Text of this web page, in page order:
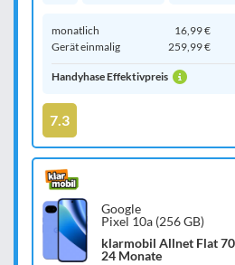
monatlich
16,99 €
Gerät einmalig
259,99 €
Handyhase Effektivpreis
7.3
Google
Pixel 10a (256 GB)
klarmobil Allnet Flat 70
24 Monate